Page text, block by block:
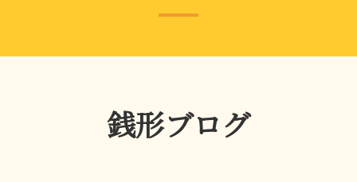
銭形ブログ